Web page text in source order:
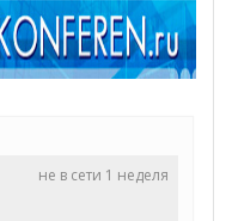
не в сети 1 неделя